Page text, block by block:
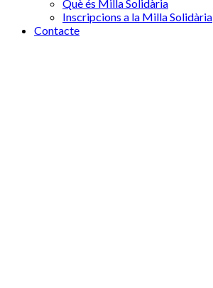
Què és Milla Solidària
Inscripcions a la Milla Solidària
Contacte